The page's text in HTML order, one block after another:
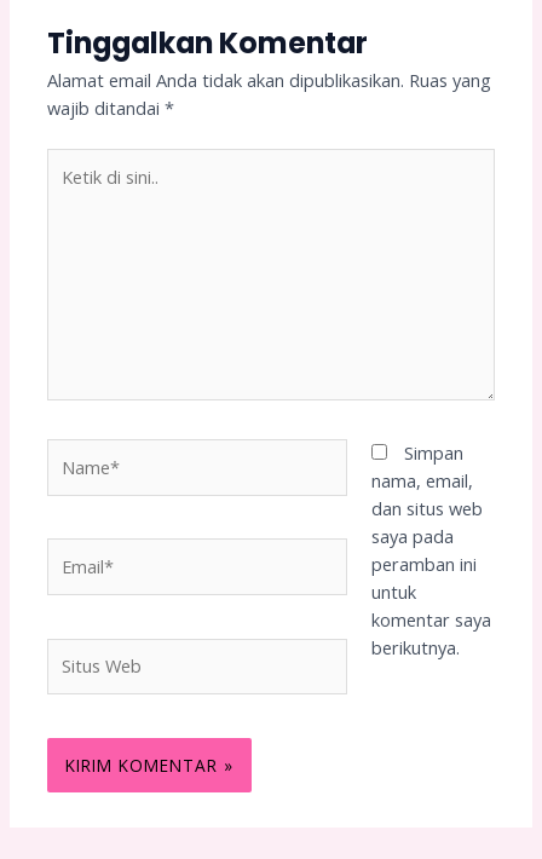
Tinggalkan Komentar
Alamat email Anda tidak akan dipublikasikan. Ruas yang
wajib ditandai*
Web
Simpan
nama, email,
dan situs web
saya pada
peramban ini
untuk
komentar saya
berikutnya.